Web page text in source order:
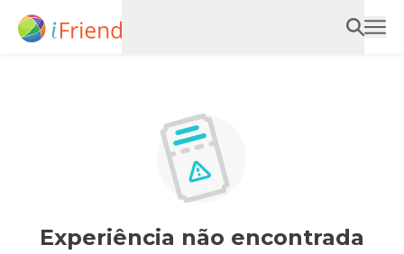
Experiência não encontrada